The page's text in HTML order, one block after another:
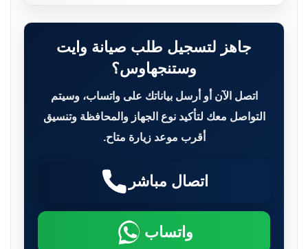
جاهز لتسجيل طلب صيانة وايت
وستنجهاوس؟
اتصل الآن أو أرسل بياناتك على واتساب، وسيتم
التواصل معك لتأكيد نوع الجهاز والمحافظة وتنسيق
أقرب موعد زيارة متاح.
اتصال مباشر
واتساب